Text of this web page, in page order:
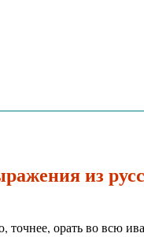
из
орать во всю